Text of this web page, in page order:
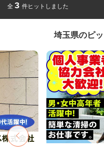
全 3 件ヒットしました
埼玉県のピ